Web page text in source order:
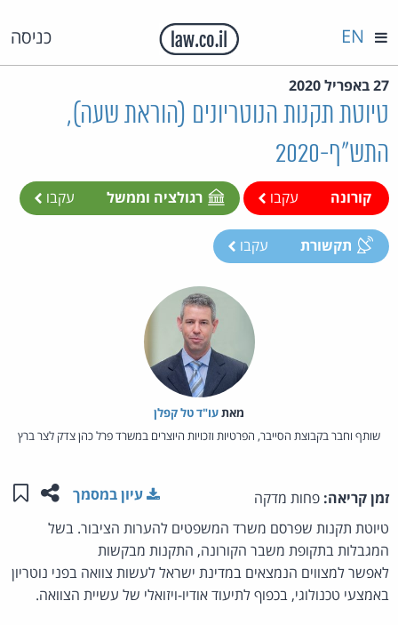
כניסה EN
27 באפריל 2020
טיוטת תקנות הנוטריונים (הוראת שעה),
התש"ף-2020
קורונה עקבו רגולציה וממשל עקבו
תקשורת עקבו
מאת‏עו"ד טל קפלן
שותף וחבר בקבוצת הסייבר, הפרטיות וזכויות היוצרים במשרד פרל כהן צדק לצר ברץ
זמן קריאה: פחות מדקה שתפו
עיון במסמך
טיוטת תקנות שפרסם משרד המשפטים להערות הציבור. בשל
המגבלות בתקופת משבר הקורונה, התקנות מבקשות
לאפשר למצווים הנמצאים במדינת ישראל לעשות צוואה בפני נוטריון
באמצעי טכנולוגי, בכפוף לתיעוד אודיו-ויזואלי של עשיית הצוואה.